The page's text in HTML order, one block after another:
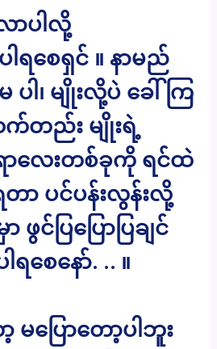
ာပါလို့
ရစေရှင် ။ နာမည်
ပါ၊ မျိုးလို့ပဲ ခေါ်ကြ
က်တည်း မျိုးရဲ့
ာလေးတစ်ခုကို ရင်ထဲ
တာ ပင်ပန်းလွန်းလို့
င်ပြပြောပြချင်
ရစေနော်. .. ။
ြောတော့ပါဘူး